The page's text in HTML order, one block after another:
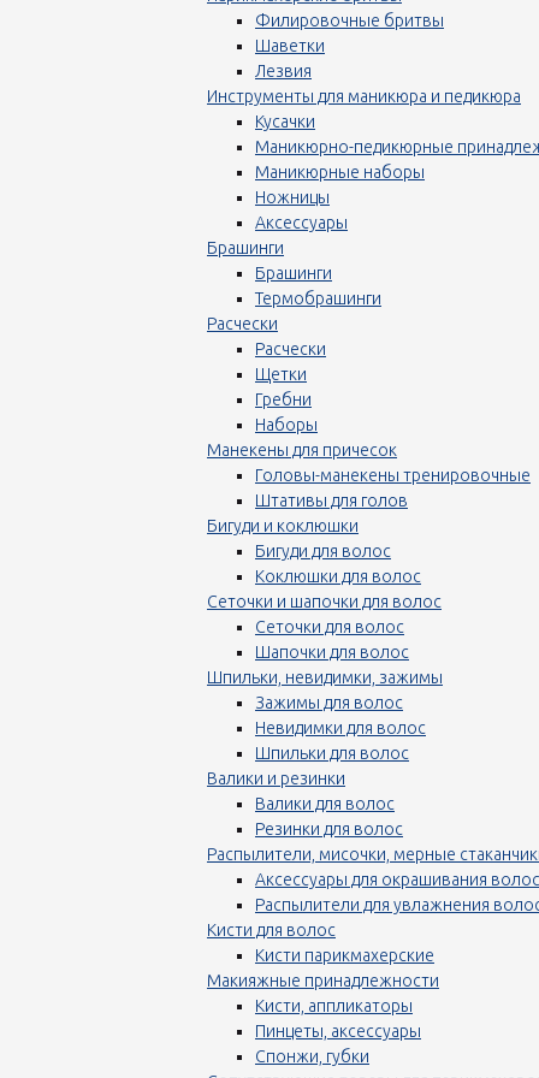
Филировочные бритвы
Шаветки
Лезвия
Инструменты для маникюра и педикюра
Кусачки
Маникюрно-педикюрные
Маникюрные наборы
Ножницы
Аксессуары
Брашинги
Брашинги
Термобрашинги
Расчески
Расчески
Щетки
Гребни
Наборы
Манекены для причесок
Головы-манекены тренировочные
Штативы для голов
Бигуди и коклюшки
Бигуди для волос
Коклюшки для волос
Сеточки и шапочки для волос
Сеточки для волос
Шапочки для волос
Шпильки, невидимки, зажимы
Зажимы для волос
Невидимки для волос
Шпильки для волос
Валики и резинки
Валики для волос
Резинки для волос
Распылители, мисочки, мерные
Аксессуары для окрашивания волос
Распылители для увлажнения
Кисти для волос
Кисти парикмахерские
Макияжные принадлежности
Кисти, аппликаторы
Пинцеты, аксессуары
Спонжи, губки